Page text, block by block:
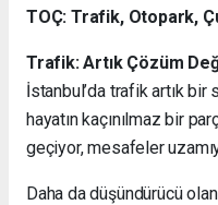
TOÇ: Trafik, Otopark,
Trafik: Artık Çözüm
İstanbul’da trafik artık bir
hayatın kaçınılmaz bir
geçiyor, mesafeler
Daha da düşündürücü